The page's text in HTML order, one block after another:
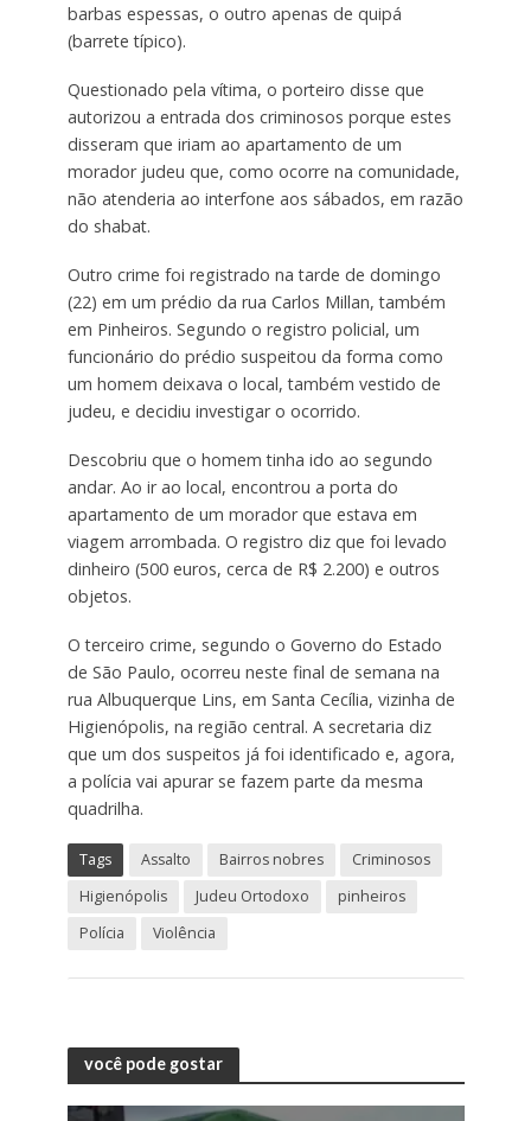
barbas espessas, o outro apenas de quipá
(barrete típico).
Questionado pela vítima, o porteiro disse que
autorizou a entrada dos criminosos porque estes
disseram que iriam ao apartamento de um
morador judeu que, como ocorre na comunidade,
não atenderia ao interfone aos sábados, em razão
do shabat.
Outro crime foi registrado na tarde de domingo
(22) em um prédio da rua Carlos Millan, também
em Pinheiros. Segundo o registro policial, um
funcionário do prédio suspeitou da forma como
um homem deixava o local, também vestido de
judeu, e decidiu investigar o ocorrido.
Descobriu que o homem tinha ido ao segundo
andar. Ao ir ao local, encontrou a porta do
apartamento de um morador que estava em
viagem arrombada. O registro diz que foi levado
dinheiro (500 euros, cerca de R$ 2.200) e outros
objetos.
O terceiro crime, segundo o Governo do Estado
de São Paulo, ocorreu neste final de semana na
rua Albuquerque Lins, em Santa Cecília, vizinha de
Higienópolis, na região central. A secretaria diz
que um dos suspeitos já foi identificado e, agora,
a polícia vai apurar se fazem parte da mesma
quadrilha.
Tags Assalto Bairros nobres
Criminosos
Higienópolis
Judeu Ortodoxo
pinheiros
Polícia
Violência
você pode gostar